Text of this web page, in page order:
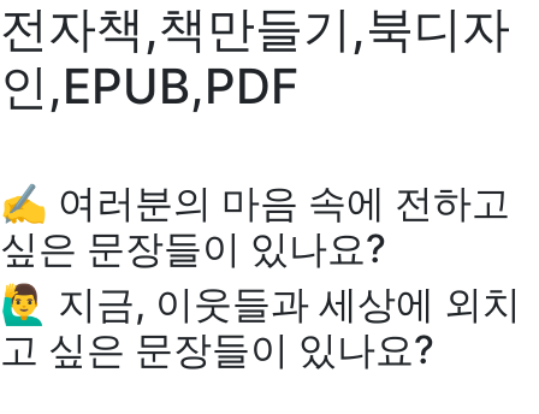
전자책,책만들기,북디자
인,EPUB,PDF
✍ 여러분의 마음 속에 전하고
싶은 문장들이 있나요?
🙋‍♂️ 지금, 이웃들과 세상에 외치
고 싶은 문장들이 있나요?